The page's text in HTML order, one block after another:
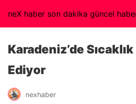
neX haber son dakika güncel
Karadeniz’de
Ediyor
nexhaber